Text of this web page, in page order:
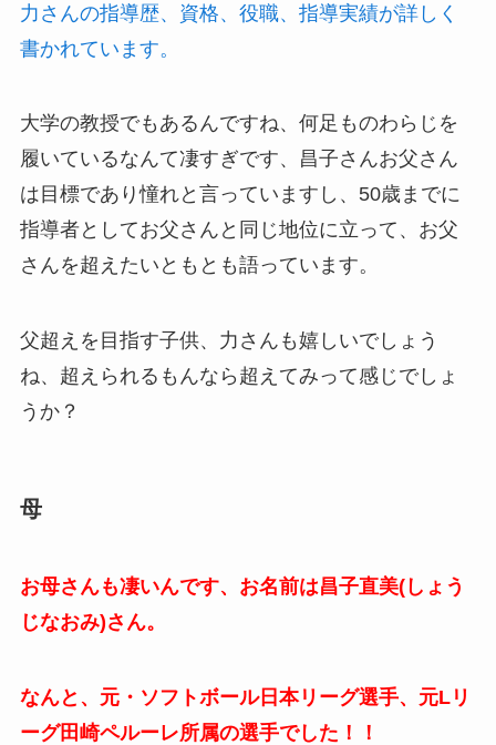
力さんの指導歴、資格、役職、指導実績が詳しく
書かれています。
大学の教授でもあるんですね、何足ものわらじを
履いているなんて凄すぎです、昌子さんお父さん
は目標であり憧れと言っていますし、50歳までに
指導者としてお父さんと同じ地位に立って、お父
さんを超えたいともとも語っています。
父超えを目指す子供、力さんも嬉しいでしょう
ね、超えられるもんなら超えてみって感じでしょ
うか？
母
お母さんも凄いんです、お名前は昌子直美(しょう
じなおみ)さん。
なんと、元・ソフトボール日本リーグ選手、元Lリ
ーグ田崎ペルーレ所属の選手でした！！